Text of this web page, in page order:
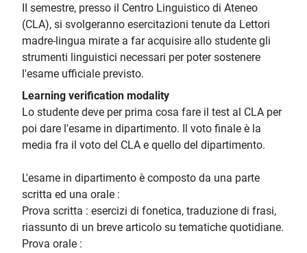
II semestre, presso il Centro Linguistico di Ateneo
(CLA), si svolgeranno esercitazioni tenute da Lettori
madre-lingua mirate a far acquisire allo studente gli
strumenti linguistici necessari per poter sostenere
l'esame ufficiale previsto.
Learning verification modality
Lo studente deve per prima cosa fare il test al CLA per
poi dare l'esame in dipartimento. Il voto finale è la
media fra il voto del CLA e quello del dipartimento.
L'esame in dipartimento è composto da una parte
scritta ed una orale :
Prova scritta : esercizi di fonetica, traduzione di frasi,
riassunto di un breve articolo su tematiche quotidiane.
Prova orale :